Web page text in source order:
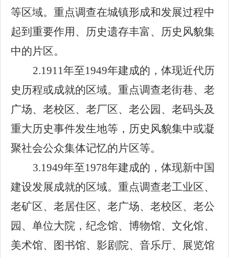
等区域。重点调查在城镇形成和发展过程中
起到重要作用、历史遗存丰富、历史风貌集
中的片区。
2.1911年至1949年建成的，体现近代历
史历程或成就的区域。重点调查老街巷、老
广场、老校区、老厂区、老公园、老码头及
重大历史事件发生地等，历史风貌集中或凝
聚社会公众集体记忆的片区等。
3.1949年至1978年建成的，体现新中国
建设发展成就的区域。重点调查老工业区、
老矿区、老居住区、老广场、老校区、老公
园、单位大院，纪念馆、博物馆、文化馆、
美术馆、图书馆、影剧院、音乐厅、展览馆